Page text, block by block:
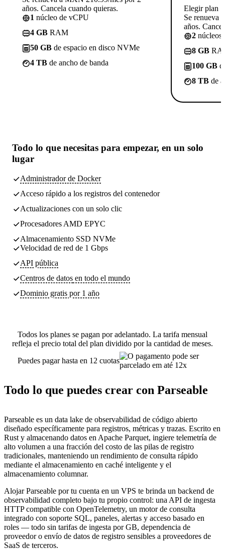
años. Cancela cuando quieras.
1 núcleo de vCPU
4 GB RAM
50 GB de espacio en disco NVMe
4 TB de ancho de banda
Elegir plan
Se renueva
años.
2 núcleos
8 GB
100 GB
8 TB de
Todo lo que necesitas para empezar, en un solo
lugar
Administrador de Docker
Acceso rápido a los registros del contenedor
Actualizaciones con un solo clic
Procesadores AMD EPYC
Almacenamiento SSD NVMe
Velocidad de red de 1 Gbps
API pública
Centros de datos en todo el mundo
Dominio gratis por 1 año
Todos los planes se pagan por adelantado. La tarifa mensual
refleja el precio total del plan dividido por la cantidad de meses.
Puedes pagar hasta en 12 cuotas
Todo lo que puedes crear con Parseable
Parseable es un data lake de observabilidad de código abierto
diseñado específicamente para registros, métricas y trazas. Escrito en
Rust y almacenando datos en Apache Parquet, ingiere telemetría de
alto volumen a una fracción del costo de las pilas de registro
tradicionales, manteniendo un rendimiento de consulta rápido
mediante el almacenamiento en caché inteligente y el
almacenamiento columnar.
Alojar Parseable por tu cuenta en un VPS te brinda un backend de
observabilidad completo bajo tu propio control: una API de ingesta
HTTP compatible con OpenTelemetry, un motor de consulta
integrado con soporte SQL, paneles, alertas y acceso basado en
roles — todo sin tarifas de ingesta por GB, dependencia de
proveedor o envío de datos de registro sensibles a proveedores de
SaaS de terceros.